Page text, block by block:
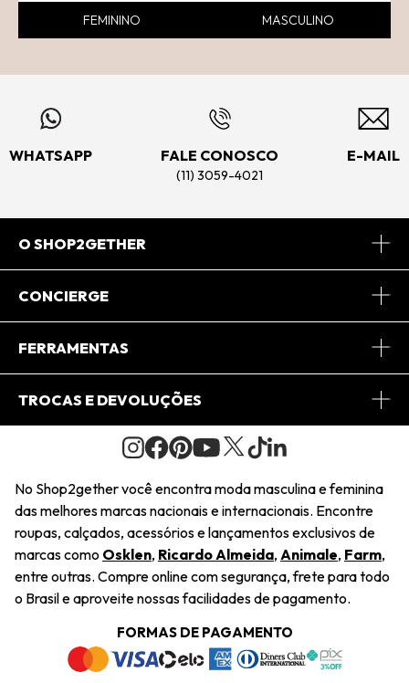
FEMININO MASCULINO
WHATSAPP FALE CONOSCO
(11) 3059-4021
E-MAIL
O SHOP2GETHER
Sobre Nós
Journal
Saiu na Mídia
Sustentabilidade
Navegando
Termos e Condições
CONCIERGE
Central de Relacionamento
Regulamento e Promoções
FERRAMENTAS
Minha Conta
Pedido de Presente
Wishlist
TROCAS E DEVOLUÇÕES
Condições Gerais
Troca Fácil
Restituição de Pagamento
Dúvidas Frequentes
Termos e Condições
Política de Privacidade
No Shop2gether você encontra moda masculina e feminina
das melhores marcas nacionais e internacionais. Encontre
roupas, calçados, acessórios e lançamentos exclusivos de
marcas como Osklen, Ricardo Almeida, Animale, Farm,
entre outras. Compre online com segurança, frete para todo
o Brasil e aproveite nossas facilidades de pagamento.
FORMAS DE PAGAMENTO